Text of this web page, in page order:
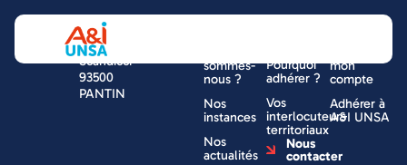
Tour ESSOR
14 rue
Scandicci
93500
PANTIN
sommes-
nous ?
Nos
instances
Nos
actualités
Pourquoi
adhérer ?
Vos
interlocuteurs
territoriaux
Nous
contacter
mon
compte
Adhérer à
A&I UNSA